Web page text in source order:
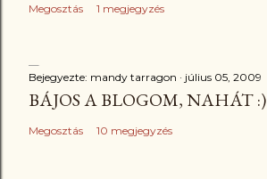
Megosztás 1 megjegyzés
Bejegyezte: mandy tarragon július 05, 2009
BÁJOS A BLOGOM, NAHÁT :)
Megosztás 10 megjegyzés